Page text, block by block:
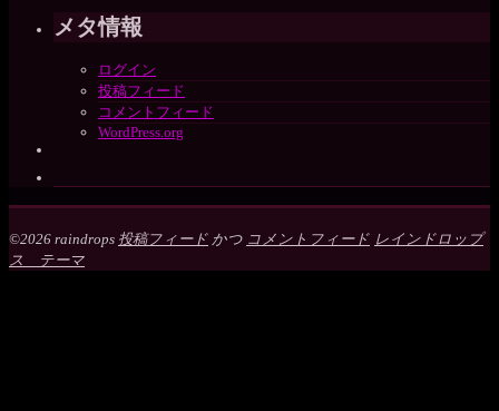
メタ情報
ログイン
投稿フィード
コメントフィード
WordPress.org
©2026 raindrops 投稿フィード かつ コメントフィード レインドロップ
ス テーマ